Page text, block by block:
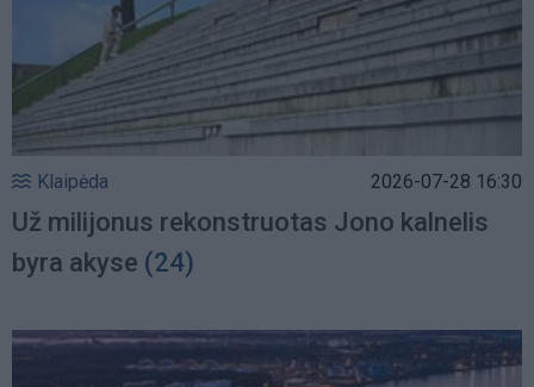
Klaipėda 2026-07-28 16:30
Už milijonus rekonstruotas Jono kalnelis
byra akyse (24)